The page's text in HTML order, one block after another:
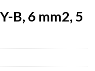
B, 6 mm2, 5